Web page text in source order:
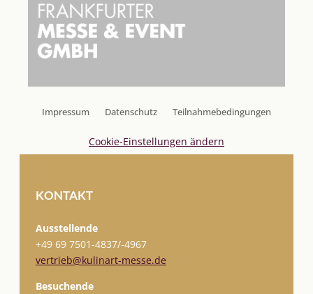
Impressum Datenschutz Teilnahmebedingungen
Cookie-Einstellungen ändern
KONTAKT
Ausstellende
+49 69 7501-4837/-4967
vertrieb@kulinart-messe.de
Besuchende